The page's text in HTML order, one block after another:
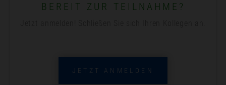
BEREIT ZUR TEILNAHME?
JETZT ANMELDEN